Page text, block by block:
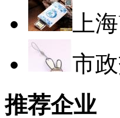
上
市
推荐企业